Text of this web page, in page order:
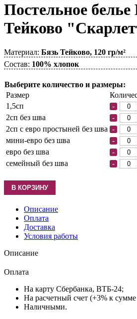
Постельное белье
Тейково
Материал: Бязь Тейково, 120 гр/м²
Состав: 100% хлопок
Выберите количество и размеры:
Размер
1,5сп
-
2сп без шва
-
2сп с евро простыней без шва
-
мини-евро без шва
-
евро без шва
-
семейный без шва
-
Описание
Оплата
Доставка
Условия работы
Описание
Оплата
На карту Сбербанка, ВТБ-24;
На расчетный счет (+3% к сумме
Наличными.